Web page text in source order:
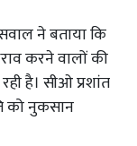
ने बताया कि
करने वालों की
है। सीओ प्रशांत
को नुकसान